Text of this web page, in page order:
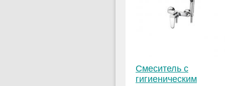
Смеситель с
гигиеническим